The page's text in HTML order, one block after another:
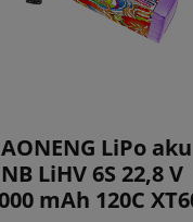
LiPo aku
LiHV 6S 22,8 V
mAh 120C